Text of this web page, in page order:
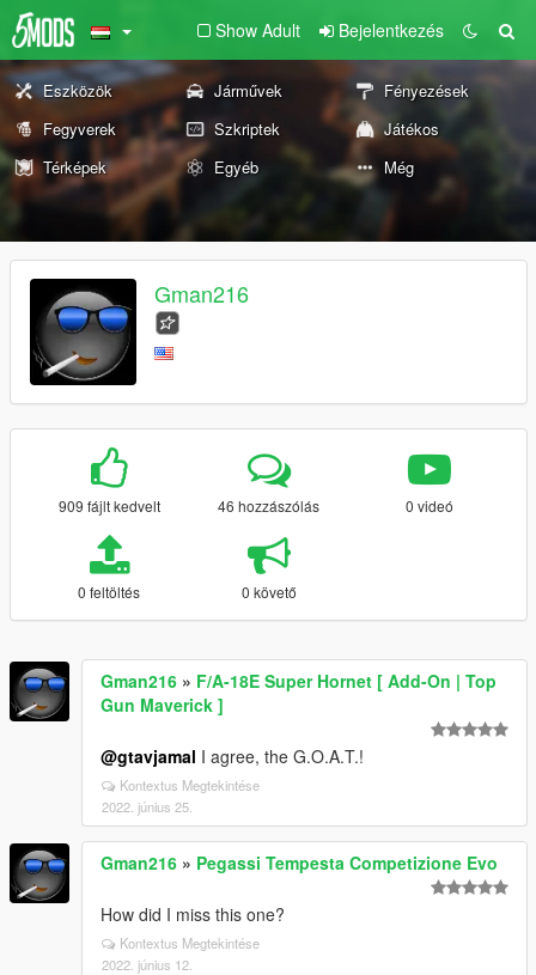
Show Adult Bejelentkezés
Eszközök Járművek
Fényezések
Fegyverek
Szkriptek
Játékos
Térképek
Egyéb Még
Gman216
909 fájlt kedvelt 46 hozzászólás 0 videó
0 feltöltés 0 követő
Gman216 » F/A-18E Super Hornet [ Add-On | Top
Gun Maverick ]
@gtavjamal I agree, the G.O.A.T.!
Kontextus Megtekintése
2022. június 25.
Gman216 » Pegassi Tempesta Competizione Evo
How did I miss this one?
Kontextus Megtekintése
2022. június 12.